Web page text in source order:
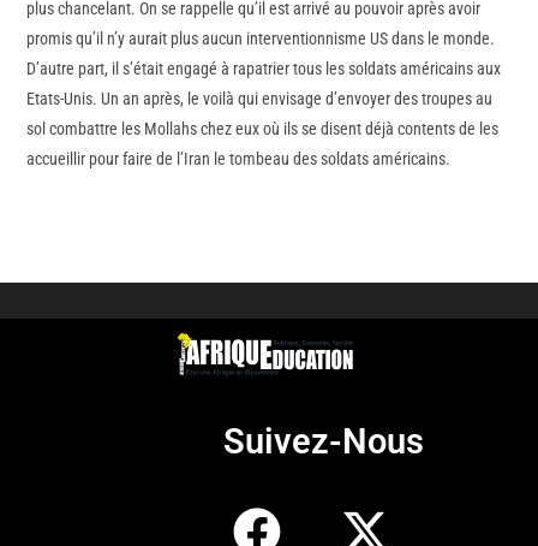
plus chancelant. On se rappelle qu’il est arrivé au pouvoir après avoir
promis qu’il n’y aurait plus aucun interventionnisme US dans le monde.
D’autre part, il s’était engagé à rapatrier tous les soldats américains aux
Etats-Unis. Un an après, le voilà qui envisage d’envoyer des troupes au
sol combattre les Mollahs chez eux où ils se disent déjà contents de les
accueillir pour faire de l’Iran le tombeau des soldats américains.
Suivez-Nous